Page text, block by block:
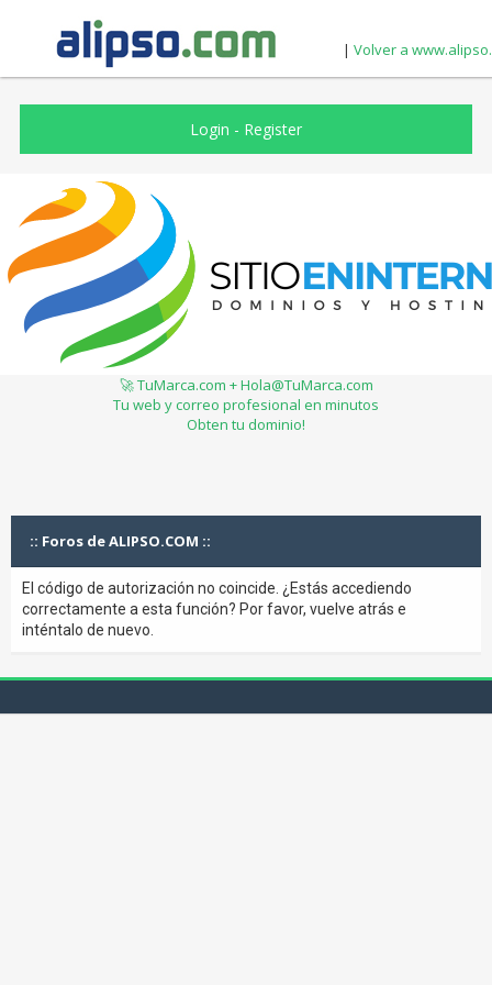
| Volver a
Login - Register
🚀 TuMarca.com + Hola@TuMarca.com
Tu web y correo profesional en minutos
Obten tu dominio!
:: Foros de ALIPSO.COM ::
El código de autorización no coincide. ¿Estás accediendo
correctamente a esta función? Por favor, vuelve atrás e
inténtalo de nuevo.